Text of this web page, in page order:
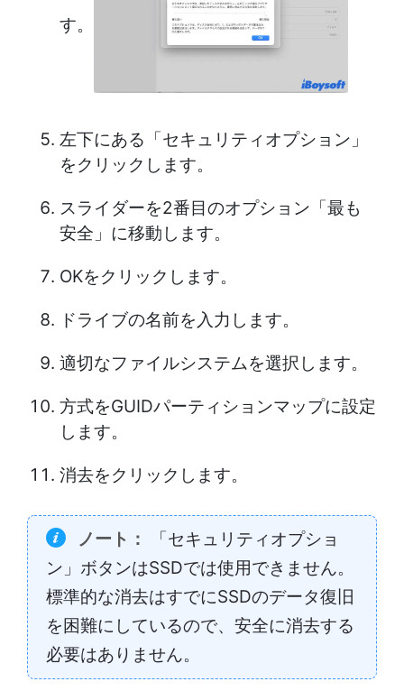
す。
左下にある「セキュリティオプション」
をクリックします。
スライダーを2番目のオプション「最も
安全」に移動します。
OKをクリックします。
ドライブの名前を入力します。
適切なファイルシステムを選択します。
方式をGUIDパーティションマップに設定
します。
消去をクリックします。
ノート：
「セキュリティオプショ
ン」ボタンはSSDでは使用できません。
標準的な消去はすでにSSDのデータ復旧
を困難にしているので、安全に消去する
必要はありません。